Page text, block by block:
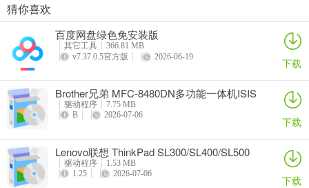
奥睿科PAS3062-2E/PAS3062-2S/PAS3064-2S2E系列扩展卡驱动
详情
Canon佳能 PowerShot A310 WIA驱动
详情
AMD Mobility Radeon HD 2000/HD 3000/HD 4000/HD 5000系列移动显卡催化剂驱动
映泰Hi-Fi H77S 5.x主板BIOS
猜你喜欢
百度网盘绿色免安装版
其它工具
366.81 MB
v7.37.0.5官方版
2026-06-19 下载
Brother兄弟 MFC-8480DN多功能一体机ISIS
驱动
驱动程序
7.75 MB
B
2026-07-06 下载
Lenovo联想 ThinkPad SL300/SL400/SL500
笔记本BIOS
驱动程序
1.53 MB
1.25
2026-07-06 下载